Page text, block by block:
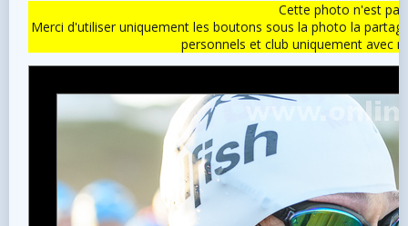
Cette photo n'est
Merci d'utiliser uniquement les boutons sous la photo la
personnels et club uniquement avec